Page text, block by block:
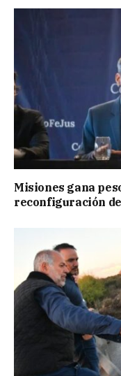
Misiones gana
reconfiguración